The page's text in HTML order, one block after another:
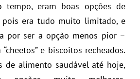
tempo, eram boas opções de
pois era tudo muito limitado, e
por ser a opção menos pior –
e biscoitos recheados.
de alimento saudável até hoje,